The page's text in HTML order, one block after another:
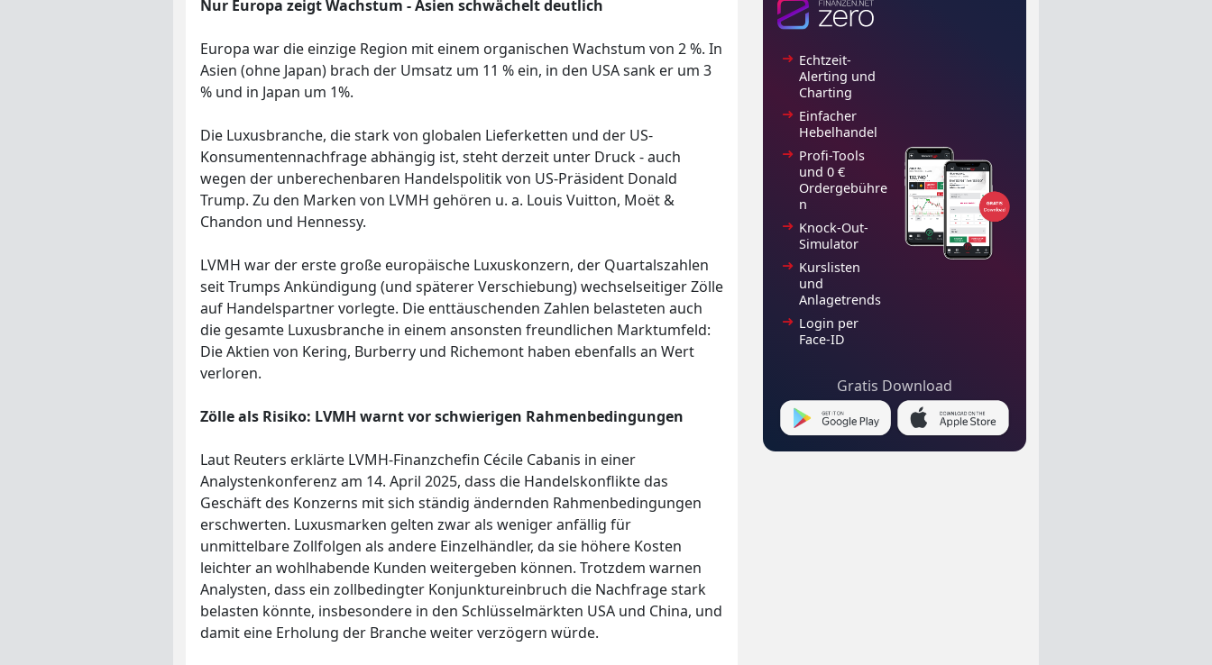
Nur Europa zeigt Wachstum - Asien schwächelt deutlich
Europa war die einzige Region mit einem organischen Wachstum von 2 %. In
Asien (ohne Japan) brach der Umsatz um 11 % ein, in den USA sank er um 3
% und in Japan um 1%.
Die Luxusbranche, die stark von globalen Lieferketten und der US-
Konsumentennachfrage abhängig ist, steht derzeit unter Druck - auch
wegen der unberechenbaren Handelspolitik von US-Präsident Donald
Trump. Zu den Marken von LVMH gehören u. a. Louis Vuitton, Moët &
Chandon und Hennessy.
LVMH war der erste große europäische Luxuskonzern, der Quartalszahlen
seit Trumps Ankündigung (und späterer Verschiebung) wechselseitiger Zölle
auf Handelspartner vorlegte. Die enttäuschenden Zahlen belasteten auch
die gesamte Luxusbranche in einem ansonsten freundlichen Marktumfeld:
Die Aktien von Kering, Burberry und Richemont haben ebenfalls an Wert
verloren.
Zölle als Risiko: LVMH warnt vor schwierigen Rahmenbedingungen
Laut Reuters erklärte LVMH-Finanzchefin Cécile Cabanis in einer
Analystenkonferenz am 14. April 2025, dass die Handelskonflikte das
Geschäft des Konzerns mit sich ständig ändernden Rahmenbedingungen
erschwerten. Luxusmarken gelten zwar als weniger anfällig für
unmittelbare Zollfolgen als andere Einzelhändler, da sie höhere Kosten
leichter an wohlhabende Kunden weitergeben können. Trotzdem warnen
Analysten, dass ein zollbedingter Konjunktureinbruch die Nachfrage stark
belasten könnte, insbesondere in den Schlüsselmärkten USA und China, und
damit eine Erholung der Branche weiter verzögern würde.
Echtzeit-
Alerting und
Charting
Einfacher
Hebelhandel
Profi-Tools
und 0 €
Ordergebühre
n
Knock-Out-
Simulator
Kurslisten
und
Anlagetrends
Login per
Face-ID
Gratis Download